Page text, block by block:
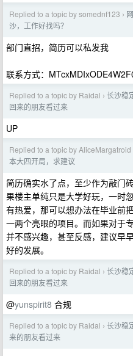
Replied to a topic by somednf123 ›
沙，工作好找吗？
部门直招，简历可以私发我
联系方式：
Replied to a topic by Raidal › 长沙稳
回来的朋友看过来
UP
Replied to a topic by AliceMargatroid
本大四开局，求建议
简历确实水了点，至少作为敲门
果楼主单纯只是大学好玩，一时
有热爱，那可以想办法在毕业前
一两个亮眼的项目。而如果对于
并不感兴趣，甚至反感，建议早
好的发展。
Replied to a topic by Raidal › 长沙稳
回来的朋友看过来
@yunspirit8 合规
Replied to a topic by Raidal › 长沙稳
来的朋友看过来